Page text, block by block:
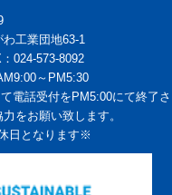
工業団地63-1
024-573-8092
～PM5:30
電話受付をPM5:00にて終了さ
をお願い致します。
日となります※